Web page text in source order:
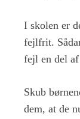
I skolen er
fejlfrit.
fejl en del
Skub
dem, at de